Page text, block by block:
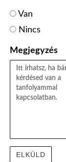
Van
Nincs
Megjegyzés